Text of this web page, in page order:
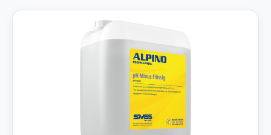
Bildergalerie überspringen